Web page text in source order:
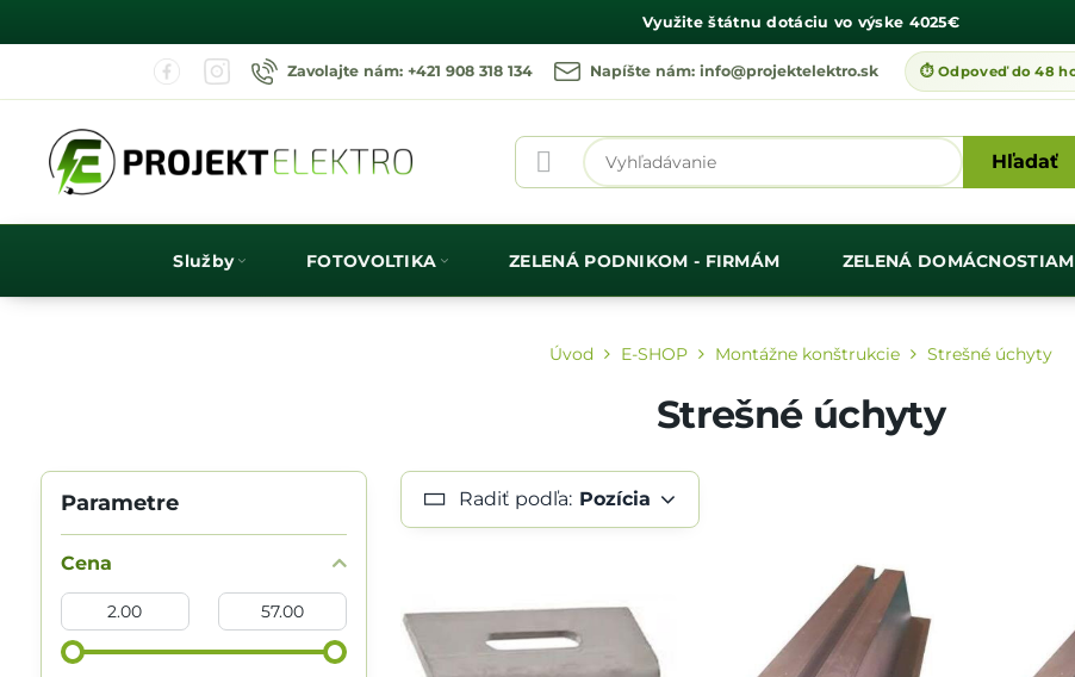
Využite štátnu dotáciu vo výske 4025€
Zavolajte nám: +421 908 318 134 Napíšte nám: info@projektelektro.sk
Hľadať
Služby FOTOVOLTIKA ZELENÁ PODNIKOM - FIRMÁM ZELENÁ DOMÁCNOSTIAM
Úvod E-SHOP Montážne konštrukcie Strešné úchyty
Strešné úchyty
Radiť podľa: Pozícia
Parametre
Cena
Od:
Do: